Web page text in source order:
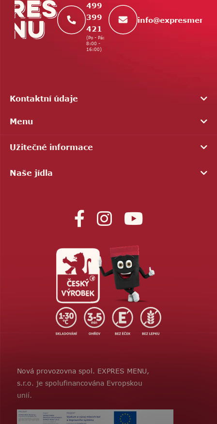
499
399
421
(Po - Pá:
8:00 -
16:00)
info@
Kontaktní údaje
Menu
Užitečné informace
Naše jídla
Nová provozovna spol. EXPRES MENU,
s.r.o. je spolufinancována Evropskou
unií.